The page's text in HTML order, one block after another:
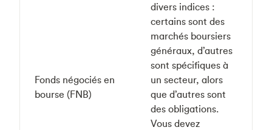
Fonds négociés en
bourse (FNB)
divers indices :
certains sont des
marchés boursiers
généraux, d’autres
sont spécifiques à
un secteur, alors
que d’autres sont
des obligations.
Vous devez